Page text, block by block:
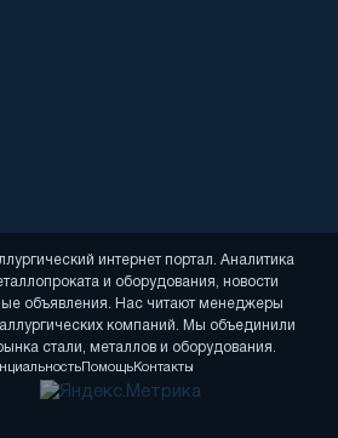
интернет портал. Аналитика
и оборудования, новости
объявления. Нас читают менеджеры
компаний. Мы объединили
стали, металлов и оборудования.
ПомощьКонтакты